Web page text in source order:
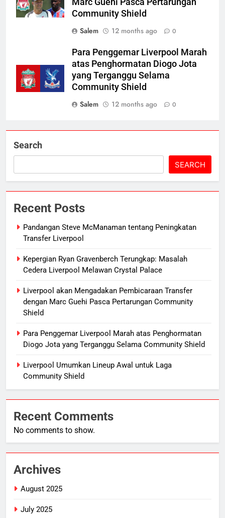
Community Shield
Salem
12 months ago 0
Para Penggemar Liverpool Marah
atas Penghormatan Diogo Jota
yang Terganggu Selama
Community Shield
Salem
12 months ago 0
Search
SEARCH
Recent Posts
Pandangan Steve McManaman tentang Peningkatan
Transfer Liverpool
Kepergian Ryan Gravenberch Terungkap: Masalah
Cedera Liverpool Melawan Crystal Palace
Liverpool akan Mengadakan Pembicaraan Transfer
dengan Marc Guehi Pasca Pertarungan Community
Shield
Para Penggemar Liverpool Marah atas Penghormatan
Diogo Jota yang Terganggu Selama Community Shield
Liverpool Umumkan Lineup Awal untuk Laga
Community Shield
Recent Comments
No comments to show.
Archives
August 2025
July 2025